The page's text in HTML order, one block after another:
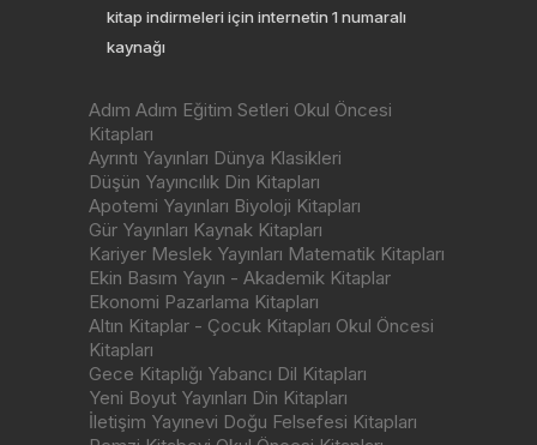
kitap indirmeleri için internetin 1 numaralı
kaynağı
Adım Adım Eğitim Setleri Okul Öncesi
Kitapları
Ayrıntı Yayınları Dünya Klasikleri
Düşün Yayıncılık Din Kitapları
Apotemi Yayınları Biyoloji Kitapları
Gür Yayınları Kaynak Kitapları
Kariyer Meslek Yayınları Matematik Kitapları
Ekin Basım Yayın - Akademik Kitaplar
Ekonomi Pazarlama Kitapları
Altın Kitaplar - Çocuk Kitapları Okul Öncesi
Kitapları
Gece Kitaplığı Yabancı Dil Kitapları
Yeni Boyut Yayınları Din Kitapları
İletişim Yayınevi Doğu Felsefesi Kitapları